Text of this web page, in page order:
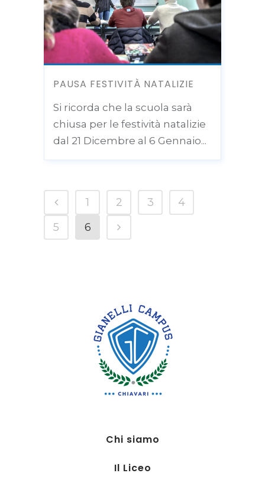
PAUSA FESTIVITÀ NATALIZIE
Si ricorda che la scuola sarà
chiusa per le festività natalizie
dal 21 Dicembre al 6 Gennaio...
1 2 3
4
5
6
Chi siamo
Il Liceo